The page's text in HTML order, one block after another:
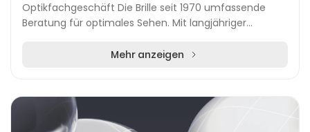
Optikfachgeschäft Die Brille seit 1970 umfassende
Beratung für optimales Sehen. Mit langjähriger
Mehr anzeigen